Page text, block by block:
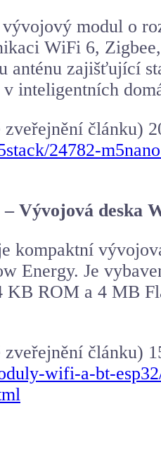
modul o
WiFi 6,
anténu zajišťující
inteligentních
zveřejnění článku)
24782-
Vývojová deska
kompaktní
Energy. Je
ROM a 4 MB
zveřejnění článku)
wifi-a-bt-